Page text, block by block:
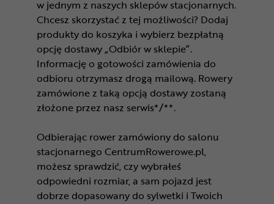
w jednym z naszych sklepów stacjonarnych.
Chcesz skorzystać z tej możliwości? Dodaj
produkty do koszyka i wybierz bezpłatną
opcję dostawy „Odbiór w sklepie”.
Informację o gotowości zamówienia do
odbioru otrzymasz drogą mailową. Rowery
zamówione z taką opcją dostawy zostaną
złożone przez nasz serwis*/**.
Odbierając rower zamówiony do salonu
stacjonarnego CentrumRowerowe.pl,
możesz sprawdzić, czy wybrałeś
odpowiedni rozmiar, a sam pojazd jest
dobrze dopasowany do sylwetki i Twoich